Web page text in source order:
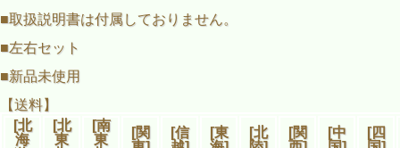
■取扱説明書は付属しておりません。
■左右セット
■新品未使用
【送料】
[北
海
[北
東
[南
東
[関
[信
[東
[北
[関
[中
[四